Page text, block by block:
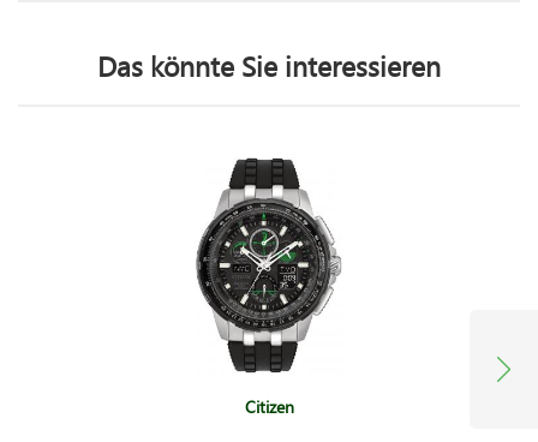
Das könnte Sie interessieren
Citizen